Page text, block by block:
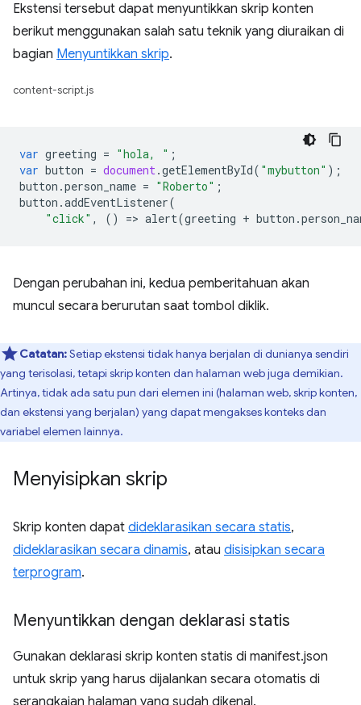
Ekstensi tersebut dapat menyuntikkan skrip konten
berikut menggunakan salah satu teknik yang diuraikan di
bagian Menyuntikkan skrip.
content-script.js
var greeting = "hola, " ;
var button = document.getElementById( "mybutton" );
button .person_name = "Roberto" ;
button .addEventListener(
"click" , () => alert(greeting + button .
Dengan perubahan ini, kedua pemberitahuan akan
muncul secara berurutan saat tombol diklik.
Catatan:Setiap ekstensi tidak hanya berjalan di dunianya sendiri
yang terisolasi, tetapi skrip konten dan halaman web juga demikian.
Artinya, tidak ada satu pun dari elemen ini (halaman web, skrip konten,
dan ekstensi yang berjalan) yang dapat mengakses konteks dan
variabel elemen lainnya.
Menyisipkan skrip
Skrip konten dapat dideklarasikan secara statis,
dideklarasikan secara dinamis, atau disisipkan secara
terprogram.
Menyuntikkan dengan deklarasi statis
Gunakan deklarasi skrip konten statis di manifest.json
untuk skrip yang harus dijalankan secara otomatis di
serangkaian halaman yang sudah dikenal.